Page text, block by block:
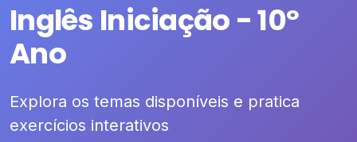
Inglês Iniciação - 10º
Ano
Explora os temas disponíveis e pratica
exercícios interativos